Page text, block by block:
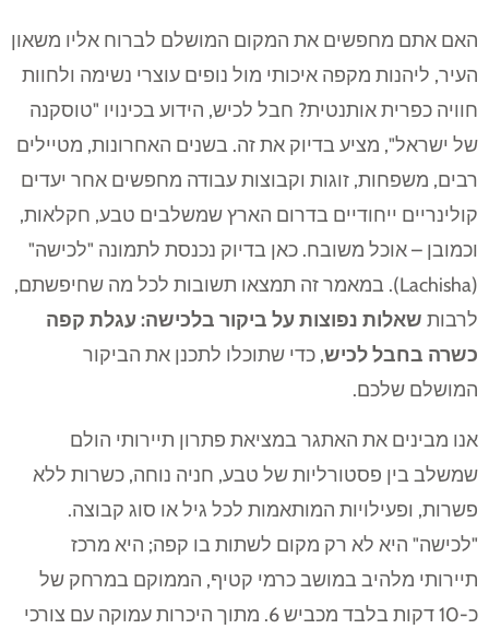
האם אתם מחפשים את המקום המושלם לברוח אליו משאון
העיר, ליהנות מקפה איכותי מול נופים עוצרי נשימה ולחוות
חוויה כפרית אותנטית? חבל לכיש, הידוע בכינויו "טוסקנה
של ישראל", מציע בדיוק את זה. בשנים האחרונות, מטיילים
רבים, משפחות, זוגות וקבוצות עבודה מחפשים אחר יעדים
קולינריים ייחודיים בדרום הארץ שמשלבים טבע, חקלאות,
וכמובן – אוכל משובח. כאן בדיוק נכנסת לתמונה "לכישה"
(Lachisha). במאמר זה תמצאו תשובות לכל מה שחיפשתם,
לרבות שאלות נפוצות על ביקור בלכישה: עגלת קפה
כשרה בחבל לכיש, כדי שתוכלו לתכנן את הביקור
המושלם שלכם.
אנו מבינים את האתגר במציאת פתרון תיירותי הולם
שמשלב בין פסטורליות של טבע, חניה נוחה, כשרות ללא
פשרות, ופעילויות המותאמות לכל גיל או סוג קבוצה.
"לכישה" היא לא רק מקום לשתות בו קפה; היא מרכז
תיירותי מלהיב במושב כרמי קטיף, הממוקם במרחק של
כ-10 דקות בלבד מכביש 6. מתוך היכרות עמוקה עם צורכי